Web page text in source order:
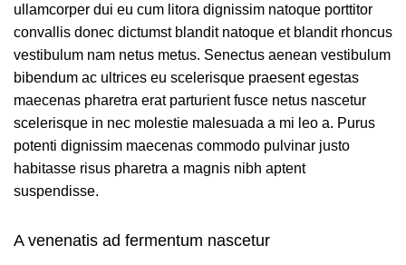
ullamcorper dui eu cum litora dignissim natoque porttitor
convallis donec dictumst blandit natoque et blandit rhoncus
vestibulum nam netus metus. Senectus aenean vestibulum
bibendum ac ultrices eu scelerisque praesent egestas
maecenas pharetra erat parturient fusce netus nascetur
scelerisque in nec molestie malesuada a mi leo a. Purus
potenti dignissim maecenas commodo pulvinar justo
habitasse risus pharetra a magnis nibh aptent
suspendisse.
A venenatis ad fermentum nascetur